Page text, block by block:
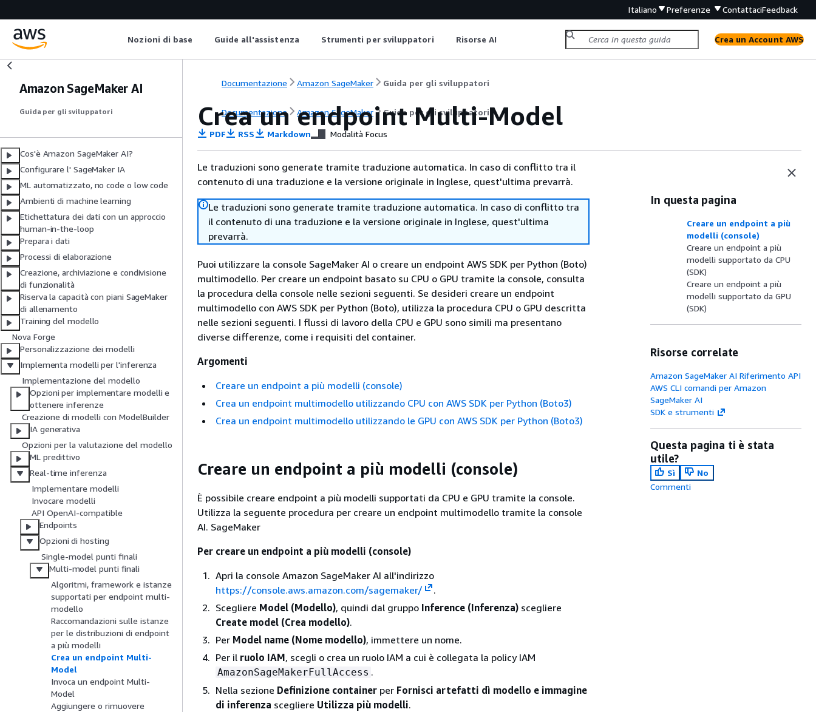
Italiano Preferenze ContattaciFeedback
Nozioni di base Guide all'assistenza Strumenti per sviluppatori Risorse AI Crea un Account AWS
Amazon SageMaker AI
Guida per gli sviluppatori
Cos'è Amazon SageMaker AI?
Configurare l' SageMaker IA
ML automatizzato, no code o low code
Ambienti di machine learning
Etichettatura dei dati con un approccio
human-in-the-loop
Prepara i dati
Processi di elaborazione
Creazione, archiviazione e condivisione
di funzionalità
Riserva la capacità con piani SageMaker
di allenamento
Training del modello
Nova Forge
Personalizzazione dei modelli
Implementa modelli per l'inferenza
Implementazione del modello
Opzioni per implementare modelli e
ottenere inferenze
Creazione di modelli con ModelBuilder
IA generativa
Opzioni per la valutazione del modello
ML predittivo
Real-time inferenza
Implementare modelli
Invocare modelli
API OpenAI-compatible
Endpoints
Opzioni di hosting
Single-model punti finali
Multi-model punti finali
Algoritmi, framework e istanze
supportati per endpoint multi-
modello
Raccomandazioni sulle istanze
per le distribuzioni di endpoint
a più modelli
Crea un endpoint Multi-
Model
Invoca un endpoint Multi-
Model
Aggiungere o rimuovere
Documentazione Amazon SageMaker Guida per gli sviluppatori
Documentazione Amazon SageMaker Guida per gli sviluppatori
Crea un endpoint Multi-Model
PDF RSS Markdown Modalità Focus
Le traduzioni sono generate tramite traduzione automatica. In caso di conflitto tra il
contenuto di una traduzione e la versione originale in Inglese, quest'ultima prevarrà.
Le traduzioni sono generate tramite traduzione automatica. In caso di conflitto tra
il contenuto di una traduzione e la versione originale in Inglese, quest'ultima
prevarrà.
Puoi utilizzare la console SageMaker AI o creare un endpoint AWS SDK per Python (Boto)
multimodello. Per creare un endpoint basato su CPU o GPU tramite la console, consulta
la procedura della console nelle sezioni seguenti. Se desideri creare un endpoint
multimodello con AWS SDK per Python (Boto), utilizza la procedura CPU o GPU descritta
nelle sezioni seguenti. I flussi di lavoro della CPU e GPU sono simili ma presentano
diverse differenze, come i requisiti del container.
Argomenti
Creare un endpoint a più modelli (console)
Crea un endpoint multimodello utilizzando CPU con AWS SDK per Python (Boto3)
Crea un endpoint multimodello utilizzando le GPU con AWS SDK per Python (Boto3)
Creare un endpoint a più modelli (console)
È possibile creare endpoint a più modelli supportati da CPU e GPU tramite la console.
Utilizza la seguente procedura per creare un endpoint multimodello tramite la console
AI. SageMaker
Per creare un endpoint a più modelli (console)
Apri la console Amazon SageMaker AI all'indirizzo
https://console.aws.amazon.com/sagemaker/
.
Scegliere Model (Modello), quindi dal gruppo Inference (Inferenza) scegliere
Create model (Crea modello).
Per Model name (Nome modello), immettere un nome.
Per il ruolo IAM, scegli o crea un ruolo IAM a cui è collegata la policy IAM
AmazonSageMakerFullAccess .
Nella sezione Definizione container per Fornisci artefatti dì modello e immagine
di inferenza scegliere Utilizza più modelli.
In questa pagina
Creare un endpoint a più
modelli (console)
Creare un endpoint a più
modelli supportato da CPU
(SDK)
Creare un endpoint a più
modelli supportato da GPU
(SDK)
Risorse correlate
Amazon SageMaker AI Riferimento API
AWS CLI comandi per Amazon
SageMaker AI
SDK e strumenti
Questa pagina ti è stata
utile?
Sì
No
Commenti